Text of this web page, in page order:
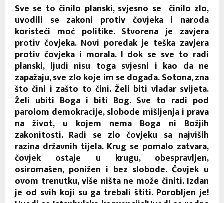
Sve se to činilo planski, svjesno se činilo zlo,
uvodili se zakoni protiv čovjeka i naroda
koristeći moć politike. Stvorena je zavjera
protiv čovjeka. Novi poredak je teška zavjera
protiv čovjeka i morala. I dok se sve to radi
planski, ljudi nisu toga svjesni i kao da ne
zapažaju, sve zlo koje im se događa. Sotona, zna
što čini i zašto to čini. Želi biti vladar svijeta.
Želi ubiti Boga i biti Bog. Sve to radi pod
parolom demokracije, slobode mišljenja i prava
na život, u kojem nema Boga ni Božjih
zakonitosti. Radi se zlo čovjeku sa najviših
razina državnih tijela. Krug se pomalo zatvara,
čovjek ostaje u krugu, obespravljen,
osiromašen, ponižen i bez slobode. Čovjek u
ovom trenutku, više ništa ne može činiti. Izdan
je od svih koji su ga trebali štiti. Porobljen je!